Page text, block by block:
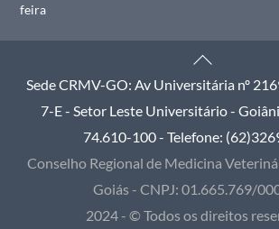
feira
Back
To
Top
Sede CRMV-GO: Av Universitária nº
7-E - Setor Leste Universitário -
74.610-100 - Telefone:
Conselho Regional de Medicina
Goiás - CNPJ: 01.665.769/
2024 - © Todos os direitos